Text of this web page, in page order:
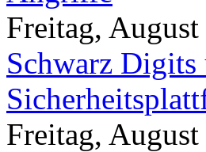
Freitag,
Schwarz
Freitag,